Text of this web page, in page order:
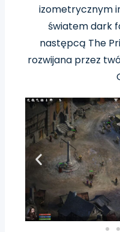
izometrycznym
światem dark
następcą The
rozwijana przez